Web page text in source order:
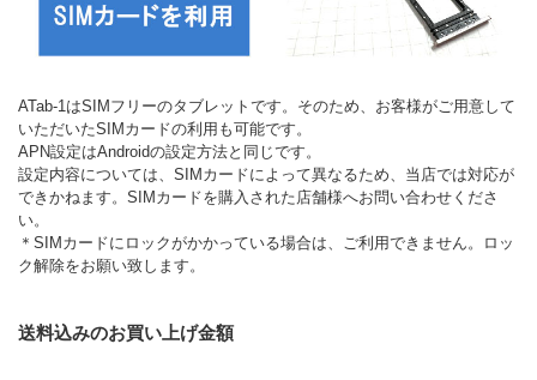
ATab-1はSIMフリーのタブレットです。そのため、お客様がご用意して
いただいたSIMカードの利用も可能です。
APN設定はAndroidの設定方法と同じです。
設定内容については、SIMカードによって異なるため、当店では対応が
できかねます。SIMカードを購入された店舗様へお問い合わせくださ
い。
＊SIMカードにロックがかかっている場合は、ご利用できません。ロッ
ク解除をお願い致します。
送料込みのお買い上げ金額